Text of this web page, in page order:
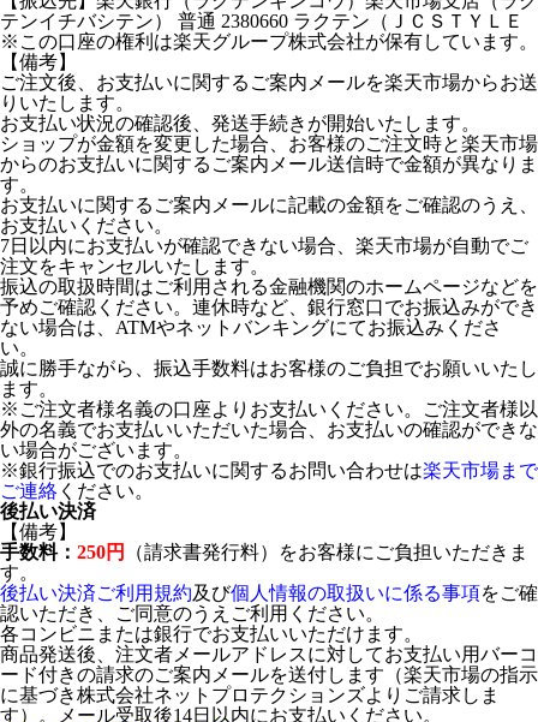
テンイチバシテン） 普通 2380660 ラクテン（ＪＣＳＴＹＬＥ
※この口座の権利は楽天グループ株式会社が保有しています。
【備考】
ご注文後、お支払いに関するご案内メールを楽天市場からお送
りいたします。
お支払い状況の確認後、発送手続きが開始いたします。
ショップが金額を変更した場合、お客様のご注文時と楽天市場
からのお支払いに関するご案内メール送信時で金額が異なりま
す。
お支払いに関するご案内メールに記載の金額をご確認のうえ、
お支払いください。
7日以内にお支払いが確認できない場合、楽天市場が自動でご
注文をキャンセルいたします。
振込の取扱時間はご利用される金融機関のホームページなどを
予めご確認ください。連休時など、銀行窓口でお振込みができ
ない場合は、ATMやネットバンキングにてお振込みくださ
い。
誠に勝手ながら、振込手数料はお客様のご負担でお願いいたし
ます。
※ご注文者様名義の口座よりお支払いください。ご注文者様以
外の名義でお支払いいただいた場合、お支払いの確認ができな
い場合がございます。
※銀行振込でのお支払いに関するお問い合わせは楽天市場まで
ご連絡 ください。
後払い決済
【備考】
手数料： 250円
（請求書発行料）をお客様にご負担いただきま
す。
後払い決済ご利用規約及び個人情報の取扱いに係る事項をご確
認いただき、ご同意のうえご利用ください。
各コンビニまたは銀行でお支払いいただけます。
商品発送後、注文者メールアドレスに対してお支払い用バーコ
ード付きの請求のご案内メールを送付します（楽天市場の指示
に基づき株式会社ネットプロテクションズよりご請求しま
す）。メール受取後14日以内にお支払いください。